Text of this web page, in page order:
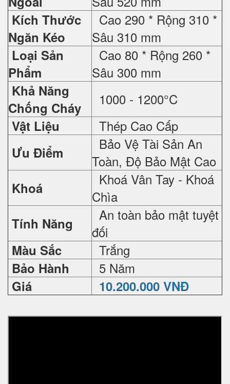
Kích Thước
Ngăn Kéo
Cao 290 * Rộng 310 *
Sâu 310 mm
Loại Sản
Phẩm
Cao 80 * Rộng 260 *
Sâu 300 mm
Khả Năng
Chống Cháy
1000 - 1200°C
Vật Liệu Thép Cao Cấp
Ưu Điểm
Bảo Vệ Tài Sản An
Toàn, Độ Bảo Mật Cao
Khoá
Khoá Vân Tay - Khoá
Chìa
Tính Năng
An toàn bảo mật tuyệt
đối
Màu Sắc Trắng
Bảo Hành 5 Năm
Giá 10.200.000 VNĐ